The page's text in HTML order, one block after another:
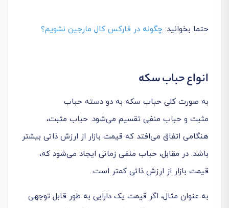
حتما بخوانید: چگونه در فارکس کال مارجین نشویم؟
انواع حباب سکه
به صورت کلی حباب سکه به دو دسته حباب
مثبت و حباب منفی تقسیم می‌شود. حباب مثبت،
هنگامی اتفاق می‌افتد که قیمت بازار از ارزش ذاتی بیشتر
باشد. در مقابل، حباب منفی زمانی ایجاد می‌شود که،
قیمت بازار از ارزش ذاتی کمتر است.
به عنوان مثال، اگر قیمت یک دارایی به طور قابل توجهی